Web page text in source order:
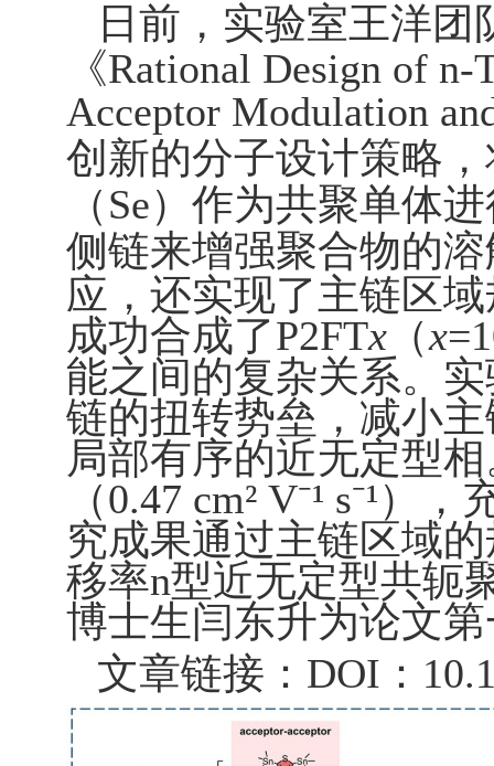
日前，实验室王洋团
《Rational Design of
Acceptor Modulation
创新的分子设计策略
（Se）作为共聚单体
侧链来增强聚合物的
应，还实现了主链区
成功合成了P2FTx （x
能之间的复杂关系。
链的扭转势垒，减小
局部有序的近无定型
（0.47 cm² V⁻¹ s⁻¹），
究成果通过主链区域
移率n型近无定型共轭
博士生闫东升为论文
文章链接：DOI：